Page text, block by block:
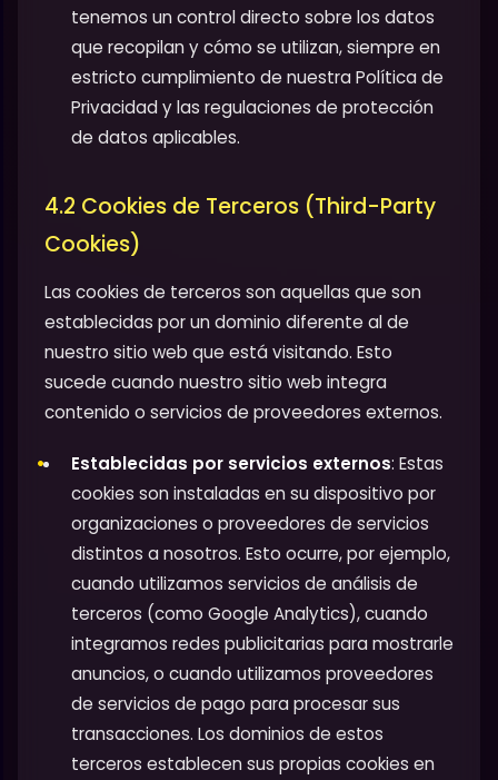
tenemos un control directo sobre los datos
que recopilan y cómo se utilizan, siempre en
estricto cumplimiento de nuestra Política de
Privacidad y las regulaciones de protección
de datos aplicables.
4.2 Cookies de Terceros (Third-Party
Cookies)
Las cookies de terceros son aquellas que son
establecidas por un dominio diferente al de
nuestro sitio web que está visitando. Esto
sucede cuando nuestro sitio web integra
contenido o servicios de proveedores externos.
Establecidas por servicios externos: Estas
cookies son instaladas en su dispositivo por
organizaciones o proveedores de servicios
distintos a nosotros. Esto ocurre, por ejemplo,
cuando utilizamos servicios de análisis de
terceros (como Google Analytics), cuando
integramos redes publicitarias para mostrarle
anuncios, o cuando utilizamos proveedores
de servicios de pago para procesar sus
transacciones. Los dominios de estos
terceros establecen sus propias cookies en